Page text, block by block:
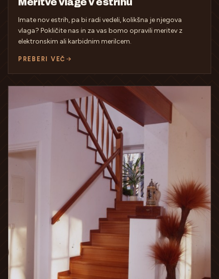
Imate nov estrih, pa bi radi vedeli, kolikšna je njegova
vlaga? Pokličite nas in za vas bomo opravili meritev z
elektronskim ali karbidnim merilcem.
PREBERI VEČ